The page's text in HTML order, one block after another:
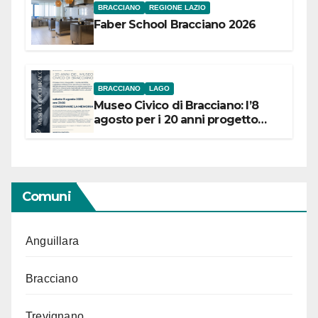
BRACCIANO REGIONE LAZIO
Faber School Bracciano 2026
BRACCIANO LAGO
Museo Civico di Bracciano: l’8
agosto per i 20 anni progetto
Comuni
Anguillara
Bracciano